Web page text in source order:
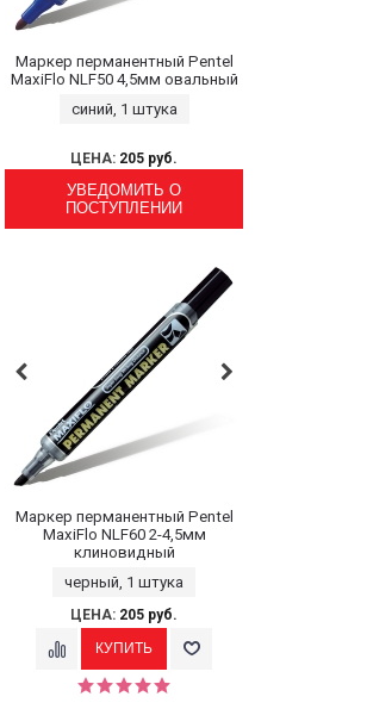
Маркер перманентный Pentel
MaxiFlo NLF50 4,5мм овальный
синий, 1 штука
ЦЕНА: 205 руб.
УВЕДОМИТЬ О
ПОСТУПЛЕНИИ
Маркер перманентный Pentel
MaxiFlo NLF60 2-4,5мм
клиновидный
черный, 1 штука
ЦЕНА: 205 руб.